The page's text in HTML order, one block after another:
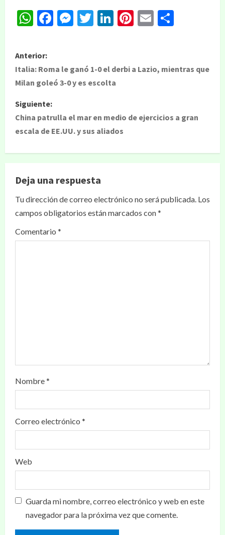
WhatsApp
Facebook
Messenger
Twitter
LinkedIn
Pinterest
Email
Anterior:
Italia: Roma le ganó 1-0 el derbi a Lazio, mientras que
Milan goleó 3-0 y es escolta
Siguiente:
China patrulla el mar en medio de ejercicios a gran
escala de EE.UU. y sus aliados
Deja una respuesta
Tu dirección de correo electrónico no será publicada. Los
campos obligatorios están marcados con*
Comentario *
Nombre*
Correo electrónico *
Web
Guarda mi nombre, correo electrónico y web en este
navegador para la próxima vez que comente.